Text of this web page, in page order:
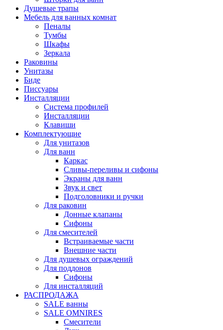
Душевые трапы
Мебель для ванных комнат
Пеналы
Тумбы
Шкафы
Зеркала
Раковины
Унитазы
Биде
Писсуары
Инсталляции
Система профилей
Инсталляции
Клавиши
Комплектующие
Для унитазов
Для ванн
Каркас
Сливы-переливы и сифоны
Экраны для ванн
Звук и свет
Подголовники и ручки
Для раковин
Донные клапаны
Сифоны
Для смесителей
Встраиваемые части
Внешние части
Для душевых ограждений
Для поддонов
Сифоны
Для инсталляций
РАСПРОДАЖА
SALE ванны
SALE OMNIRES
Смесители